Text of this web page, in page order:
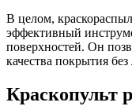
В целом,
эффективный
поверхностей. Он
качества покрытия
Краскопульт